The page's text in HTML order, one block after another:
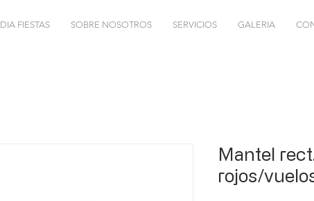
FIESTAS SOBRE NOSOTROS SERVICIOS GALERIA
Mantel
rojos/